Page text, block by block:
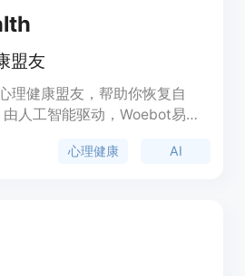
盟友
理健康盟友，帮助你恢复自
人工智能驱动，Woebot易于
心理健康 AI